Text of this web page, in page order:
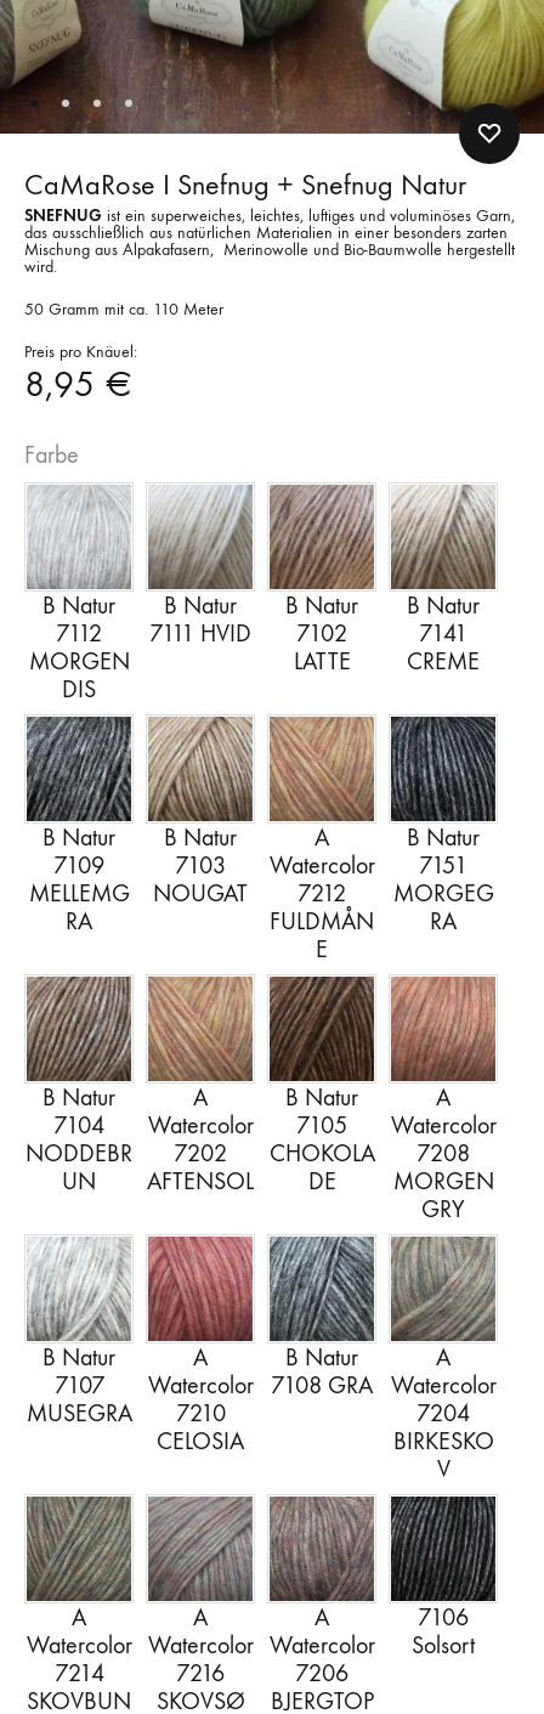
CaMaRose I Snefnug + Snefnug Natur
SNEFNUG ist ein superweiches, leichtes, luftiges und voluminöses Garn,
das ausschließlich aus natürlichen Materialien in einer besonders zarten
Mischung aus Alpakafasern, Merinowolle und Bio-Baumwolle hergestellt
wird.
50 Gramm mit ca. 110 Meter
Preis pro Knäuel:
8,95 €
Farbe